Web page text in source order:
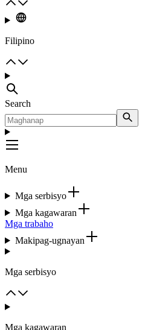
Filipino
Search
Menu
Mga serbisyo
Mga kagawaran
Mga trabaho
Makipag-ugnayan
Mga serbisyo
Mga kagawaran